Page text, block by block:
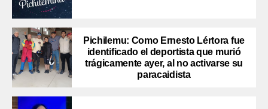
Pichilemu: Como Ernesto Lértora fue
identificado el deportista que murió
trágicamente ayer, al no activarse su
paracaidista